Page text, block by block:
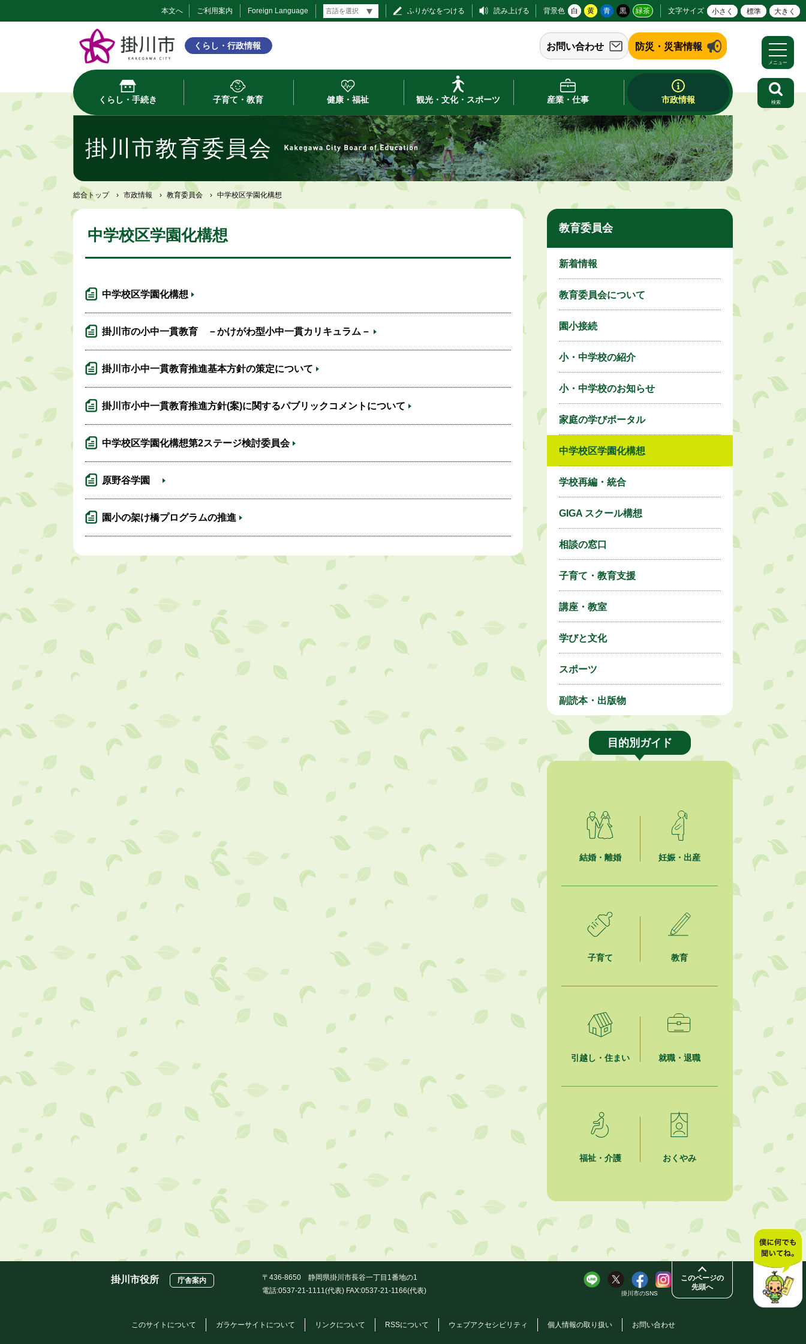
本文へ ご利用案内 Foreign Language ふりがなをつける 読み上げる 背景色 白 黄 青 黒 緑茶 文字サイズ 小さく 標準 大きく
くらし・行政情報 お問い合わせ 防災・災害情報
くらし・手続き 子育て・教育 健康・福祉 観光・文化・スポーツ 産業・仕事 市政情報
メニュー
検索
掛川市教育委員会
総合トップ › 市政情報 › 教育委員会 › 中学校区学園化構想
中学校区学園化構想
中学校区学園化構想
掛川市の小中一貫教育 －かけがわ型小中一貫カリキュラム－
掛川市小中一貫教育推進基本方針の策定について
掛川市小中一貫教育推進方針(案)に関するパブリックコメントについて
中学校区学園化構想第2ステージ検討委員会
原野谷学園
園小の架け橋プログラムの推進
教育委員会
新着情報
教育委員会について
園小接続
小・中学校の紹介
小・中学校のお知らせ
家庭の学びポータル
中学校区学園化構想
学校再編・統合
GIGA スクール構想
相談の窓口
子育て・教育支援
講座・教室
学びと文化
スポーツ
副読本・出版物
目的別ガイド
結婚・離婚 妊娠・出産
子育て 教育
引越し・住まい 就職・退職
福祉・介護 おくやみ
このページの
先頭へ
掛川市役所 庁舎案内
〒436-8650 静岡県掛川市長谷一丁目1番地の1
電話:0537-21-1111(代表) FAX:0537-21-1166(代表)
掛川市のSNS
このサイトについて ガラケーサイトについて リンクについて RSSについて ウェブアクセシビリティ 個人情報の取り扱い お問い合わせ